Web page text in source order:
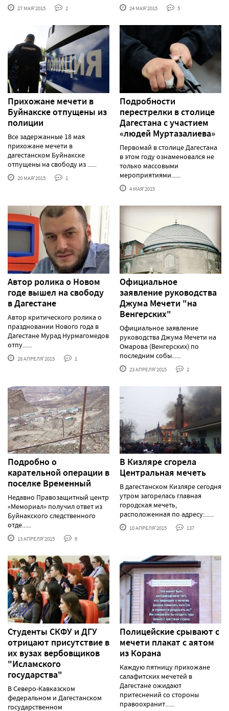
27 МАЯ'2015 2 24 МАЯ'2015 5
Прихожане мечети в
Буйнакске отпущены из
полиции
Все задержанные 18 мая
прихожане мечети в
дагестанском Буйнакске
отпущены на свободу из ......
20 МАЯ'2015 1
Подробности
перестрелки в столице
Дагестана с участием
«людей Муртазалиева»
Первомай в столице Дагестана
в этом году ознаменовался не
только массовыми
мероприятиями......
4 МАЯ'2015
Автор ролика о Новом
годе вышел на свободу
в Дагестане
Автор критического ролика о
праздновании Нового года в
Дагестане Мурад Нурмагомедов
отпу......
28 АПРЕЛЯ'2015 1
Официальное
заявление руководства
Джума Мечети "на
Венгерских"
Официальное заявление
руководства Джума Мечети на
Омарова (Венгерских) по
последним собы......
23 АПРЕЛЯ'2015 2
Подробно о
карательной операции в
поселке Временный
Недавно Правозащитный центр
«Мемориал» получил ответ из
Буйнакского следственного
отде......
13 АПРЕЛЯ'2015 6
В Кизляре сгорела
Центральная мечеть
В дагестанском Кизляре сегодня
утром загорелась главная
городская мечеть,
расположенная по адресу:......
10 АПРЕЛЯ'2015 137
Студенты СКФУ и ДГУ
отрицают присутствие в
их вузах вербовщиков
"Исламского
государства"
В Северо-Кавказском
федеральном и Дагестанском
государственном
Полицейские срывают с
мечети плакат с аятом
из Корана
Каждую пятницу прихожане
салафитских мечетей в
Дагестане ожидают
притеснений со стороны
правоохранит......